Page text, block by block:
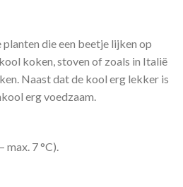
die een beetje lijken op
koken, stoven of zoals in Italië
Naast dat de kool erg lekker is
erg voedzaam.
max. 7 °C).